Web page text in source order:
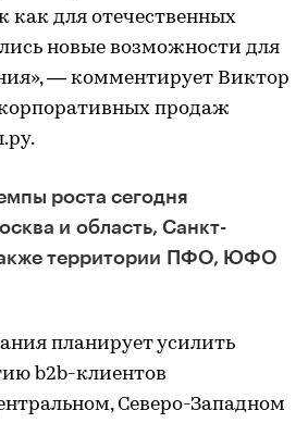
как для отечественных
новые возможности для
— комментирует Виктор
продаж
роста сегодня
и область, Санкт-
территории ПФО, ЮФО
планирует усилить
b2b-клиентов
Северо-Западном